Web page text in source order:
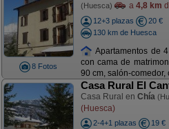
8 Fotos
(Huesca) a 4,8 km
12+3 plazas
20 €
130 km de Huesca
Apartamentos de
con cama de
90 cm, salón-comedor,
Casa Rural El
Casa Rural en Chía
(Huesca)
2-4+1 plazas
19 €